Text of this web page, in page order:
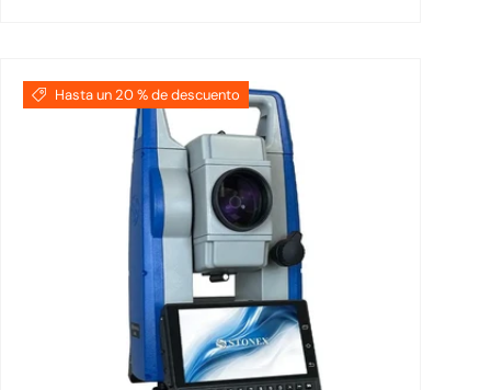
Hasta un 20 % de descuento